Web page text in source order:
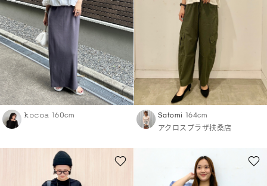
𝚔𝚘𝚌𝚘𝚊 160cm Satomi 164cm
アクロスプラザ扶桑店